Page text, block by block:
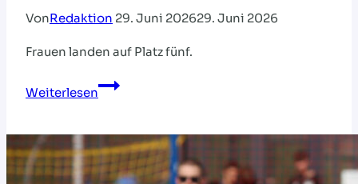
VonRedaktion 29. Juni 202629. Juni 2026
Frauen landen auf Platz fünf.
Weiterlesen
Historischer
Männer
sind